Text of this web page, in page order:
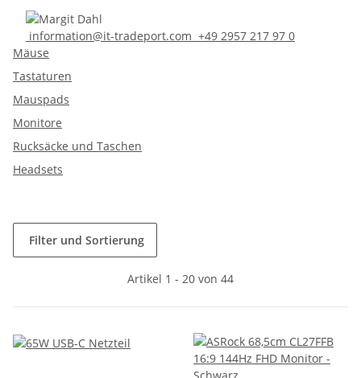
information@it-tradeport.com +49 2957 217 97 0
Mäuse
Tastaturen
Mauspads
Monitore
Rucksäcke und Taschen
Headsets
Filter und Sortierung
Artikel 1 - 20 von 44